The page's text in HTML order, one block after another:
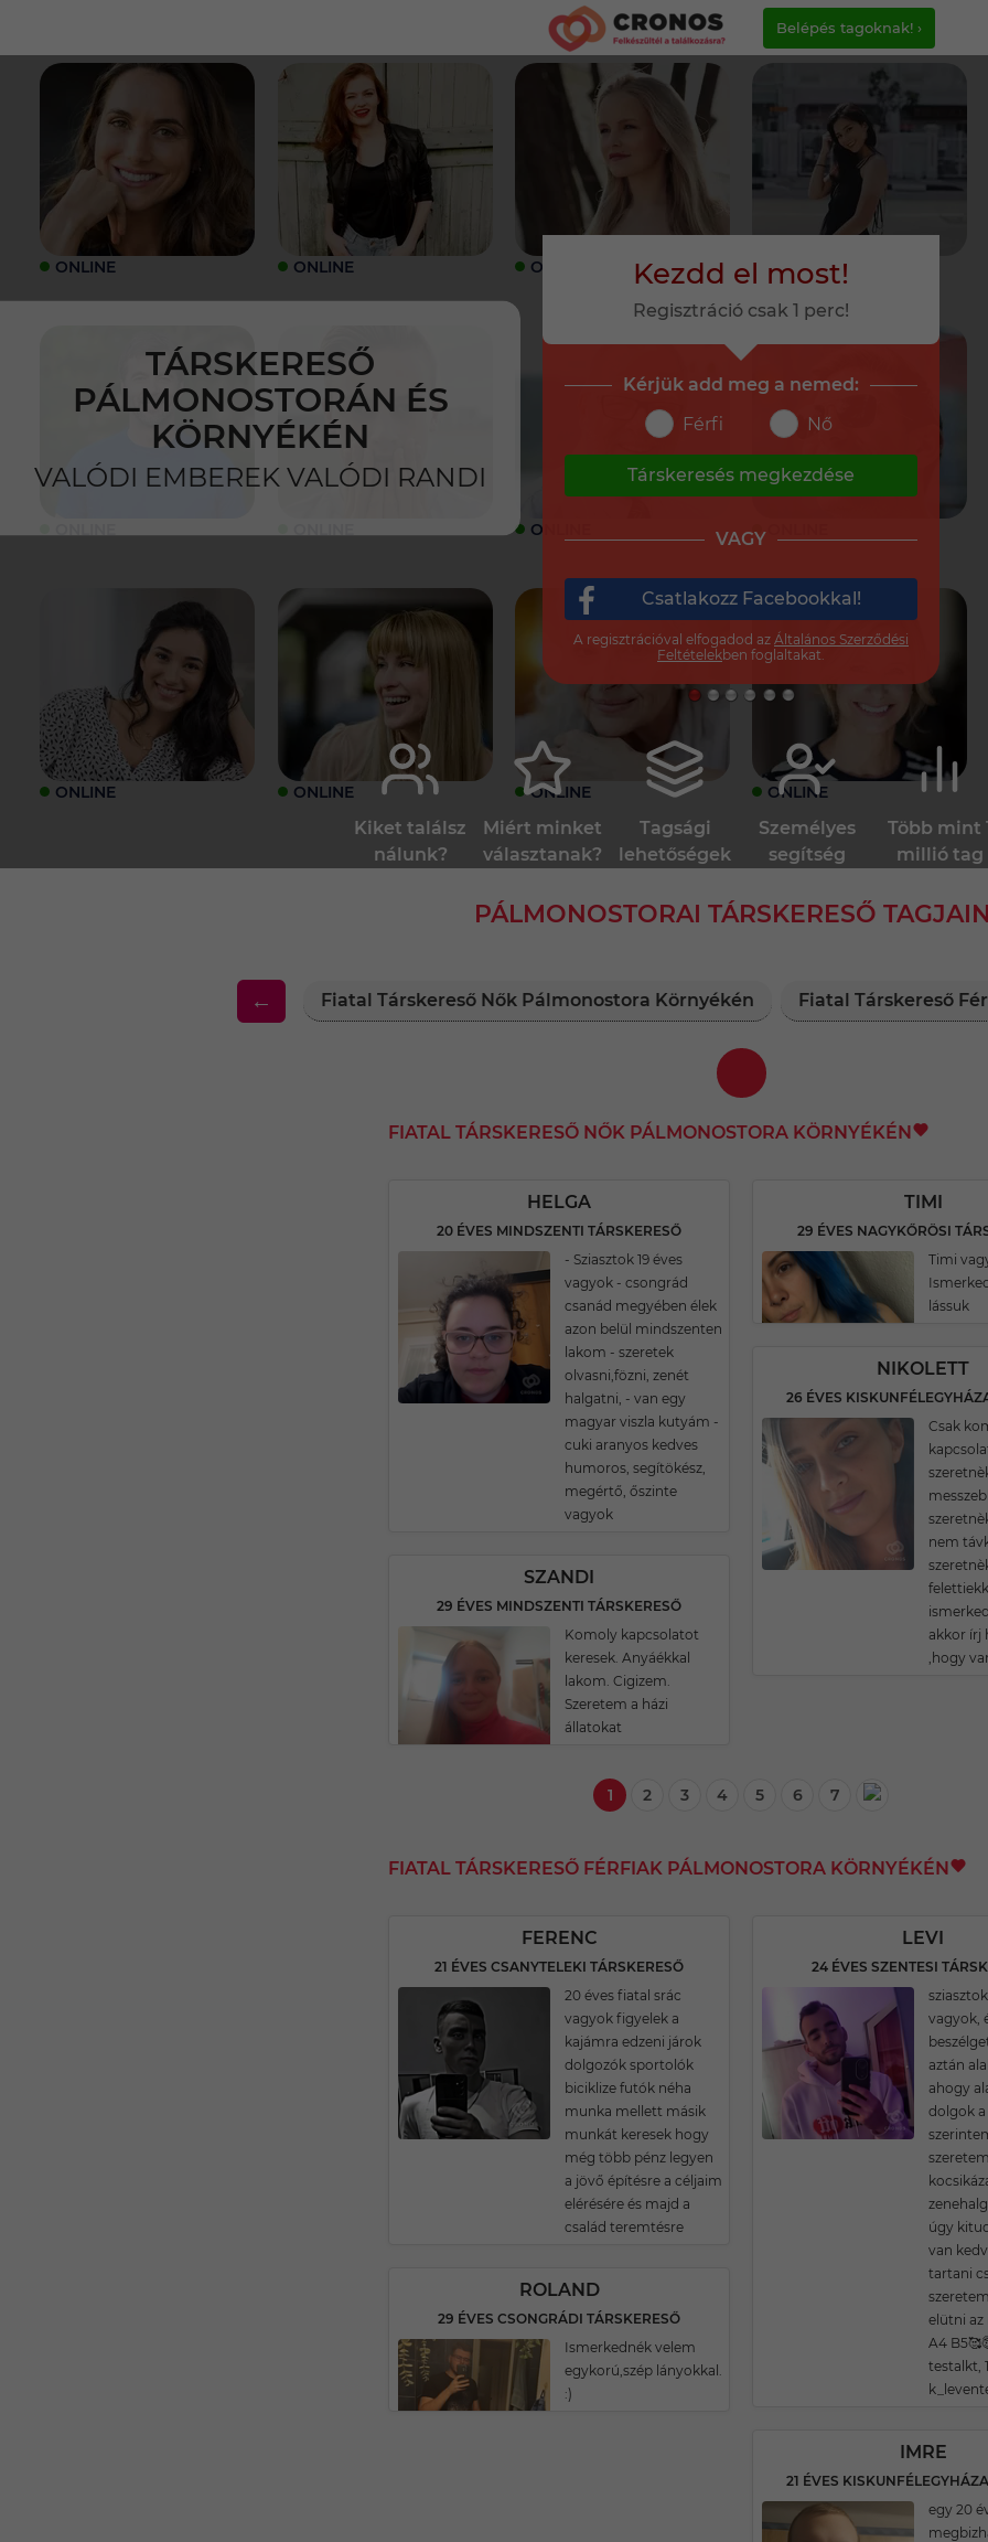
TÁRSKERESŐ
PÁLMONOSTORÁN ÉS
KÖRNYÉKÉN
VALÓDI EMBEREK VALÓDI RANDI
Belépés tagoknak! ›
ONLINE ONLINE ONLINE ONLINE
ONLINE
ONLINE ONLINE ONLINE ONLINE
Kiket találsz
nálunk?
Miért minket
választanak?
Tagsági
lehetőségek
Személyes
segítség
Több mint
millió tag
PÁLMONOSTORAI TÁRSKERESŐ
← Fiatal Társkereső Nők Pálmonostora Környékén Fiatal Társkereső
FIATAL TÁRSKERESŐ NŐK PÁLMONOSTORA KÖRNYÉKÉN
HELGA
20 ÉVES MINDSZENTI TÁRSKERESŐ
- Sziasztok 19 éves
vagyok - csongrád
csanád megyében élek
azon belül mindszenten
lakom - szeretek
olvasni,fözni, zenét
halgatni, - van egy
magyar viszla kutyám -
cuki aranyos kedves
humoros, segítökész,
megértő, őszinte
vagyok
SZANDI
29 ÉVES MINDSZENTI TÁRSKERESŐ
Komoly kapcsolatot
keresek. Anyáékkal
lakom. Cigizem.
Szeretem a házi
állatokat
TIMI
29 ÉVES NAGYKŐRÖSI
Timi
lássuk
NIKOLETT
Csak
nem
akkor írj
,hogy
1 2 3 4 5 6 7
FIATAL TÁRSKERESŐ FÉRFIAK PÁLMONOSTORA KÖRNYÉKÉN
FERENC
21 ÉVES CSANYTELEKI TÁRSKERESŐ
20 éves fiatal srác
vagyok figyelek a
kajámra edzeni járok
dolgozók sportolók
biciklize futók néha
munka mellett másik
munkát keresek hogy
még több pénz legyen
a jövő építésre a céljaim
elérésére és majd a
család teremtésre
ROLAND
29 ÉVES CSONGRÁDI TÁRSKERESŐ
Ismerkednék velem
egykorú,szép lányokkal.
:)
LEVI
24 ÉVES SZENTESI
vagyok,
aztán
ahogy
dolgok
úgy
van
tartani
elütni az
A4
testalkt,
IMRE
egy 20
Kezdd el most!
Regisztráció csak 1 perc!
Kérjük add meg a nemed:
Férfi
Nő
Társkeresés megkezdése
VAGY
Csatlakozz Facebookkal!
A regisztrációval elfogadod az Általános Szerződési
Feltételekben foglaltakat.